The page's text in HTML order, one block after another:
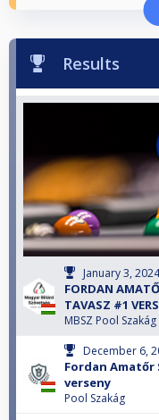
Results
January 3, 2024
FORDAN
TAVASZ #1
MBSZ Pool Szakág
December 6,
Fordan Amatőr
verseny
Pool Szakág